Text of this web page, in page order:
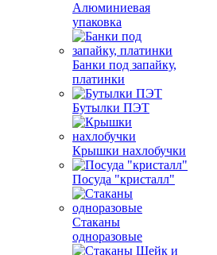
Алюминиевая
упаковка
Банки под запайку,
платинки
Бутылки ПЭТ
Крышки нахлобучки
Посуда "кристалл"
Стаканы
одноразовые